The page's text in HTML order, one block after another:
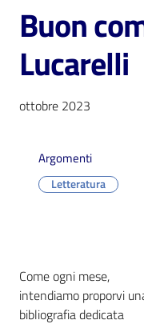
Entra
Cosa
puoi
fare
Scopri
Risorse
online
Buon
Lucarelli
ottobre 2023
Argomenti
Letteratura
Come ogni mese,
intendiamo proporvi
bibliografia dedicata